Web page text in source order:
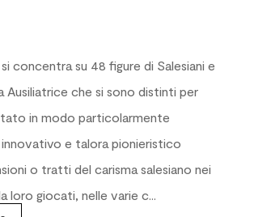
concentra su 48 figure di Salesiani e
Ausiliatrice che si sono distinti per
in modo particolar­mente
e talora pionieristico
o tratti del carisma salesiano nei
loro giocati, nelle varie c...